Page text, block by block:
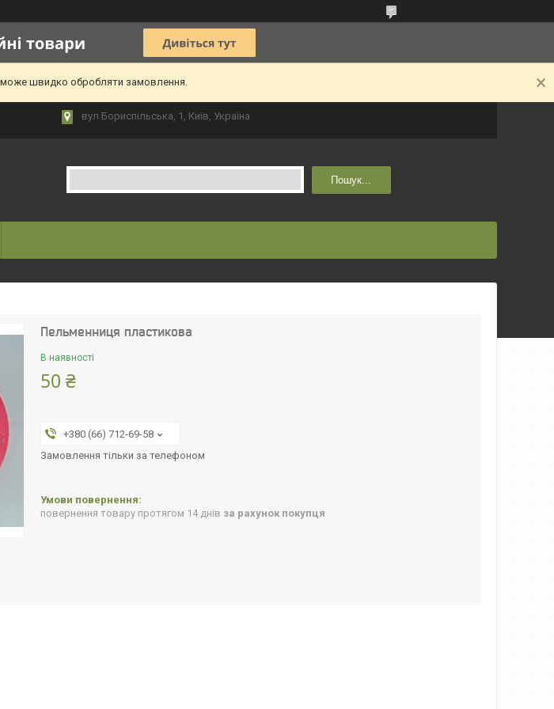
може швидко обробляти замовлення.
вул Бориспільська, 1, Київ, Україна
Пошук...
Пельменниця пластикова
В наявності
50 ₴
+380 (66) 712-69-58
Замовлення тільки за телефоном
повернення товару протягом 14 днів за рахунок покупця